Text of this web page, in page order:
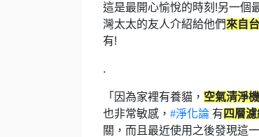
這是最開心愉悅的時刻!另一個
灣太太的友人介紹給他們來自
有!
.
「因為家裡有養貓， 空氣清淨
也非常敏感， #淨化論 有 四層
關，而且最近使用之後發現這